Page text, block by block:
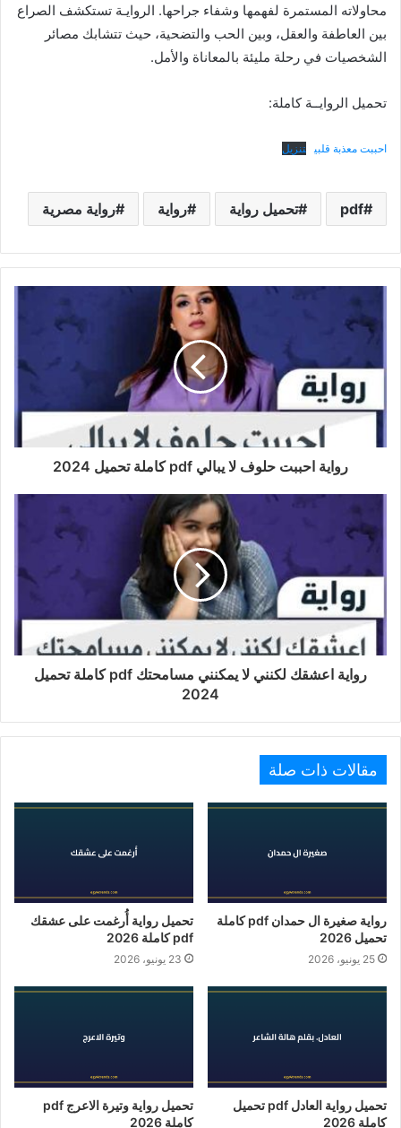
محاولاته المستمرة لفهمها وشفاء جراحها. الروايـة تستكشف الصراع
بين العاطفة والعقل، وبين الحب والتضحية، حيث تتشابك مصائر
الشخصيات في رحلة مليئة بالمعاناة والأمل.
تحميل الروايــة كاملة:
احببت معذبة قلبي تنزيل
pdf تحميل رواية رواية رواية مصرية
رواية احببت حلوف لا يبالي pdf كاملة تحميل 2024
رواية اعشقك لكنني لا يمكنني مسامحتك pdf كاملة تحميل
2024
مقالات ذات صلة
رواية صغيرة ال حمدان pdf كاملة
تحميل 2026
25 يونيو، 2026
تحميل رواية أُرغمت على عشقك
pdf كاملة 2026
23 يونيو، 2026
تحميل رواية العادل pdf تحميل
كاملة 2026
تحميل رواية وتيرة الاعرج pdf
كاملة 2026